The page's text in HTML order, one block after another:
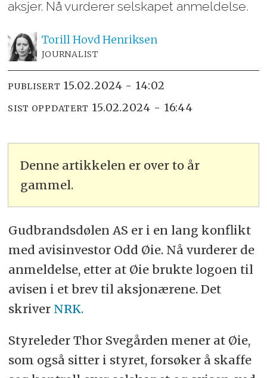
aksjer. Nå vurderer selskapet anmeldelse.
Torill HovdHenriksen
JOURNALIST
PUBLISERT 15.02.2024 - 14:02
SIST OPPDATERT 15.02.2024 - 16:44
Denne artikkelen er over to år
gammel.
Gudbrandsdølen AS er i en lang konflikt
med avisinvestor Odd Øie. Nå vurderer de
anmeldelse, etter at Øie brukte logoen til
avisen i et brev til aksjonærene. Det
skriver NRK.
Styreleder Thor Svegården mener at Øie,
som også sitter i styret, forsøker å skaffe